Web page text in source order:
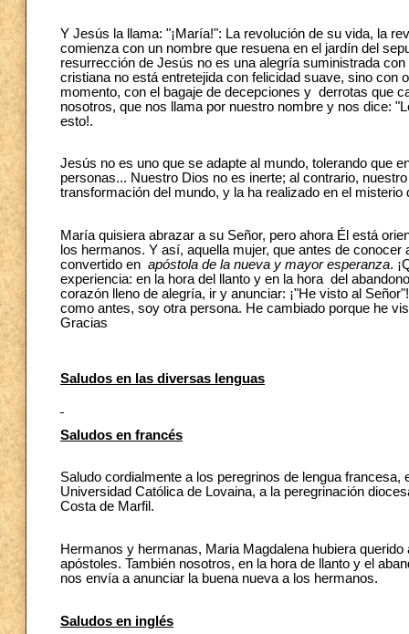
Y Jesús la llama: "¡María!": La revolución de su vida, la
comienza con un nombre que resuena en el jardín del
resurrección de Jesús no es una alegría suministrada
cristiana no está entretejida con felicidad suave, sino con
momento, con el bagaje de decepciones y derrotas que
nosotros, que nos llama por nuestro nombre y nos dice:
esto!.
Jesús no es uno que se adapte al mundo, tolerando que
personas... Nuestro Dios no es inerte; al contrario,
transformación del mundo, y la ha realizado en el misterio
María quisiera abrazar a su Señor, pero ahora Él está
los hermanos. Y así, aquella mujer, que antes de
convertido en apóstola de la nueva y mayor esperanza.
experiencia: en la hora del llanto y en la hora del
corazón lleno de alegría, ir y anunciar: ¡"He visto al
como antes, soy otra persona. He cambiado porque he
Gracias
Saludos en las diversas lenguas
Saludos en francés
Saludo cordialmente a los peregrinos de lengua
Universidad Católica de Lovaina, a la peregrinación
Costa de Marfil.
Hermanos y hermanas, Maria Magdalena hubiera
apóstoles. También nosotros, en la hora de llanto y el
nos envía a anunciar la buena nueva a los hermanos.
Saludos en inglés